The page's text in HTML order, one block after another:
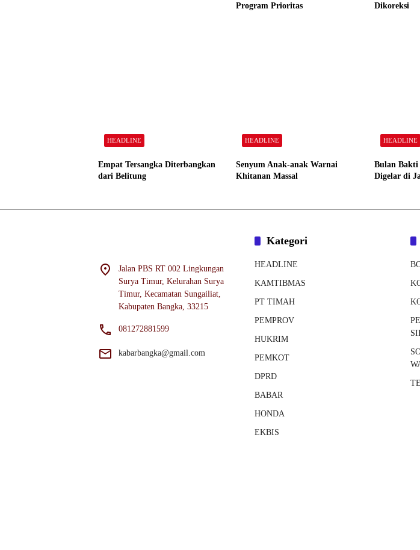
Program Prioritas
Dikoreksi
HEADLINE
Empat Tersangka Diterbangkan
dari Belitung
HEADLINE
Senyum Anak-anak Warnai
Khitanan Massal
HEADLINE
Bulan
Digelar di
Jalan PBS RT 002 Lingkungan
Surya Timur, Kelurahan Surya
Timur, Kecamatan Sungailiat,
Kabupaten Bangka, 33215
081272881599
kabarbangka@gmail.com
Kategori
HEADLINE
KAMTIBMAS
PT TIMAH
PEMPROV
HUKRIM
PEMKOT
DPRD
BABAR
HONDA
EKBIS